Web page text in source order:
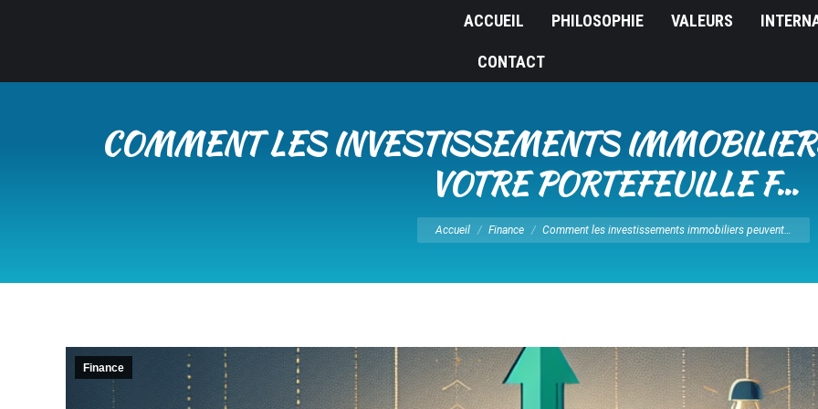
ACCUEIL PHILOSOPHIE VALEURS
CONTACT
COMMENT LES INVESTISSEMENTS
VOTRE PORTEFEUILLE F…
Vous êtes ici :
Accueil Finance Comment les investissements immobiliers peuvent…
Finance